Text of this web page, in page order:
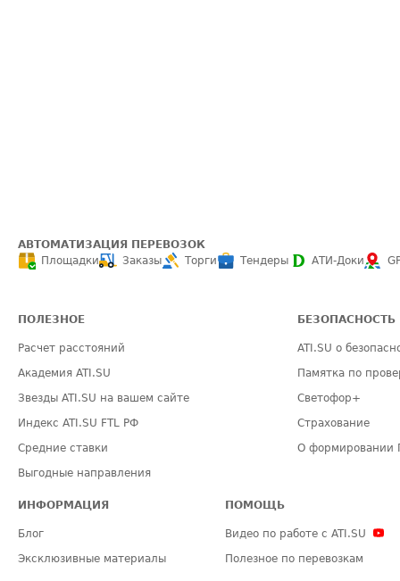
АВТОМАТИЗАЦИЯ ПЕРЕВОЗОК
Площадки
Заказы Торги Тендеры АТИ-Доки
ПОЛЕЗНОЕ
Расчет расстояний
Академия ATI.SU
Звезды ATI.SU на вашем сайте
Индекс ATI.SU FTL РФ
Средние ставки
Выгодные направления
БЕЗОПАСНОСТЬ
ATI.SU о
Памятка по
Светофор+
Страхование
О формировании
ИНФОРМАЦИЯ
Блог
Эксклюзивные материалы
ПОМОЩЬ
Видео по работе с ATI.SU
Полезное по перевозкам